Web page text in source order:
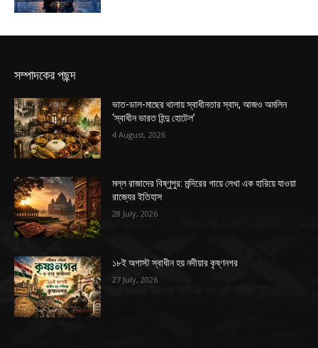
সম্পাদকের পছন্দ
ভাত-ডাল-মাছের থালায় স্বাধীনতার স্বাদ, আজও অমলিন
‘স্বাধীন ভারত হিন্দু হোটেল’
4 August, 2026
মল্ল রাজাদের বিষ্ণুপুর: মন্দিরের গায়ে লেখা এক হারিয়ে যাওয়া
রাজ্যের ইতিহাস
28 July, 2026
১৮ই অগাস্ট স্বাধীন হয় নদীয়ার কৃষ্ণনগর
27 July, 2026